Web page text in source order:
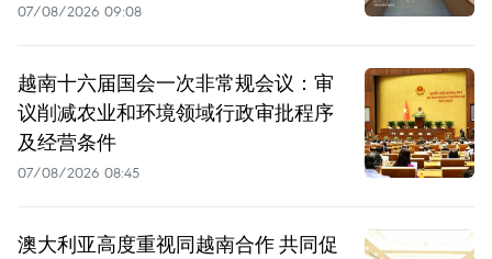
07/08/2026 09:08
越南十六届国会一次非常规会议：审
议削减农业和环境领域行政审批程序
及经营条件
07/08/2026 08:45
澳大利亚高度重视同越南合作 共同促